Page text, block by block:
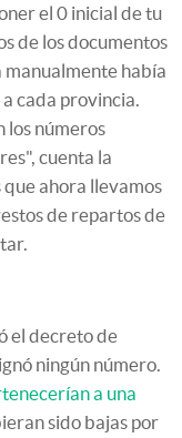
el 0 inicial de tu
de los documentos
había
cada provincia.
los números
cuenta la
que ahora llevamos
de repartos de
el decreto de
ningún número.
a una
sido bajas por